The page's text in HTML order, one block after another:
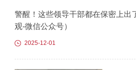
军进行
参与，
警醒！这些领导干部都在保密上出
观-微信公众号）
2025-12-01